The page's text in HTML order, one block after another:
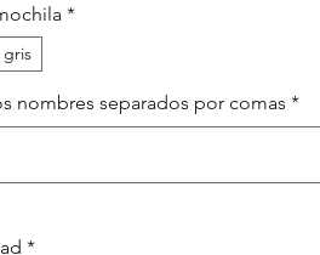
*
gris
nombres separados por comas *
*